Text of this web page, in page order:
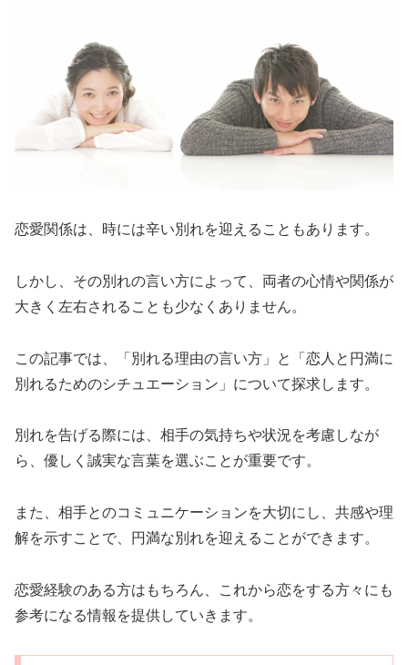
恋愛関係は、時には辛い別れを迎えることもあります。
しかし、その別れの言い方によって、両者の心情や関係が
大きく左右されることも少なくありません。
この記事では、「別れる理由の言い方」と「恋人と円満に
別れるためのシチュエーション」について探求します。
別れを告げる際には、相手の気持ちや状況を考慮しなが
ら、優しく誠実な言葉を選ぶことが重要です。
また、相手とのコミュニケーションを大切にし、共感や理
解を示すことで、円満な別れを迎えることができます。
恋愛経験のある方はもちろん、これから恋をする方々にも
参考になる情報を提供していきます。